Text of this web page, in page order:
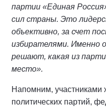
партии «Единая
сил страны. Это
объективно, за счет
избирателями. Именно
решают, какая из
место».
Напомним, участниками
политических партий,